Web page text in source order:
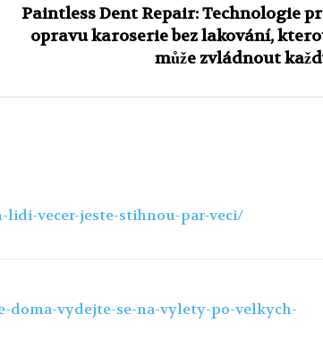
Paintless Dent Repair: Technologie
opravu karoserie bez lakování,
může zvládnout
vecer-jeste-stihnou-par-veci/
doma-vydejte-se-na-vylety-po-velkych-